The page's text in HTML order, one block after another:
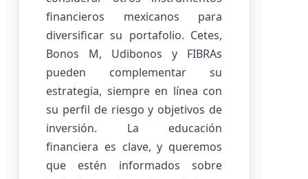
financieros mexicanos para
diversificar su portafolio. Cetes,
Bonos M, Udibonos y FIBRAs
pueden complementar su
estrategia, siempre en línea con
su perfil de riesgo y objetivos de
inversión. La educación
financiera es clave, y queremos
que estén informados sobre